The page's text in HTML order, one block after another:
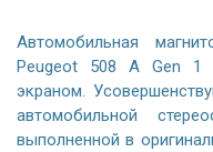
Автомобильная
Peugeot 508 A Gen 1
экраном.
автомобильной
выполненной в